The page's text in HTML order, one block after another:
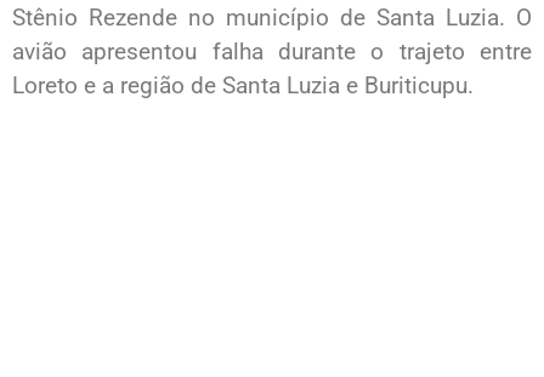
Stênio Rezende no município de Santa Luzia. O
avião apresentou falha durante o trajeto entre
Loreto e a região de Santa Luzia e Buriticupu.